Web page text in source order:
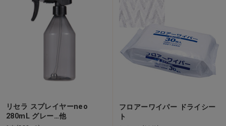
リセラ スプレイヤーneo
280mL グレー…他
フロアーワイパー ドライシー
ト